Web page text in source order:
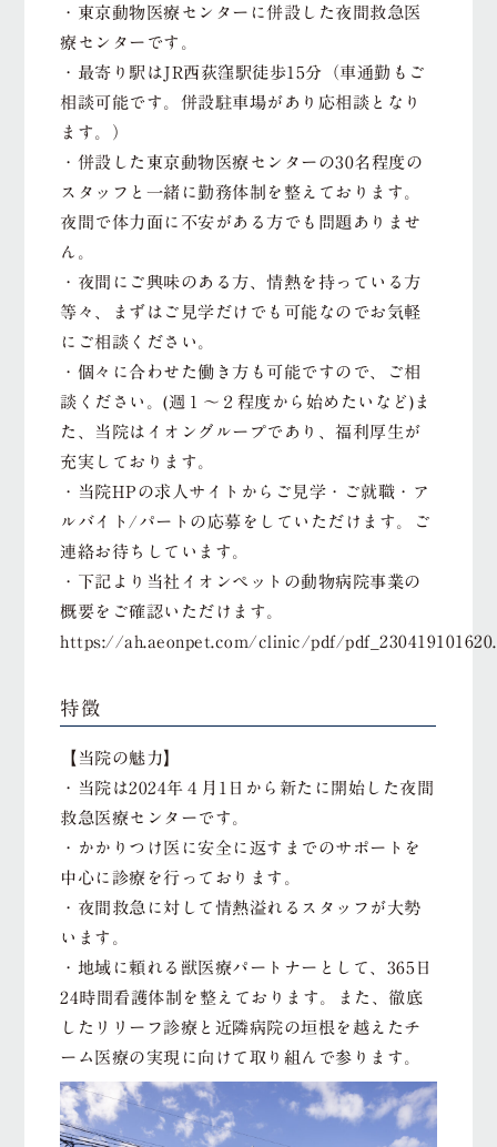
・東京動物医療センターに併設した夜間救急医
療センターです。
・最寄り駅はJR西荻窪駅徒歩15分（車通勤もご
相談可能です。併設駐車場があり応相談となり
ます。）
・併設した東京動物医療センターの30名程度の
スタッフと一緒に勤務体制を整えております。
夜間で体力面に不安がある方でも問題ありませ
ん。
・夜間にご興味のある方、情熱を持っている方
等々、まずはご見学だけでも可能なのでお気軽
にご相談ください。
・個々に合わせた働き方も可能ですので、ご相
談ください。(週１～２程度から始めたいなど)ま
た、当院はイオングループであり、福利厚生が
充実しております。
・当院HPの求人サイトからご見学・ご就職・ア
ルバイト/パートの応募をしていただけます。ご
連絡お待ちしています。
・下記より当社イオンペットの動物病院事業の
概要をご確認いただけます。
https://ah.aeonpet.com/clinic/pdf/
特徴
【当院の魅力】
・当院は2024年４月1日から新たに開始した夜間
救急医療センターです。
・かかりつけ医に安全に返すまでのサポートを
中心に診療を行っております。
・夜間救急に対して情熱溢れるスタッフが大勢
います。
・地域に頼れる獣医療パートナーとして、365日
24時間看護体制を整えております。また、徹底
したリリーフ診療と近隣病院の垣根を越えたチ
ーム医療の実現に向けて取り組んで参ります。